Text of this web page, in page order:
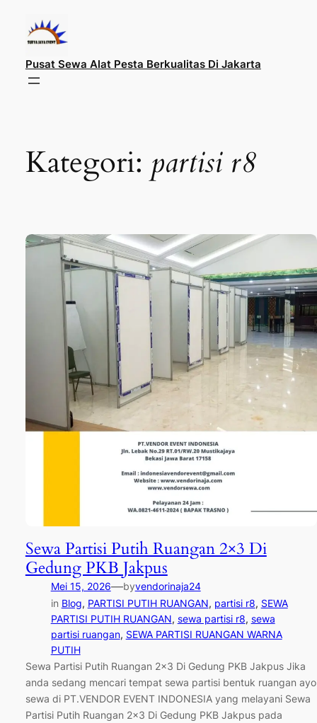
konten
Pusat Sewa Alat Pesta Berkualitas Di Jakarta
Kategori: partisi r8
Sewa Partisi Putih Ruangan 2×3 Di
Gedung PKB Jakpus
Mei 15, 2026—byvendorinaja24
in Blog, PARTISI PUTIH RUANGAN, partisi r8, SEWA
PARTISI PUTIH RUANGAN, sewa partisi r8, sewa
partisi ruangan, SEWA PARTISI RUANGAN WARNA
PUTIH
Sewa Partisi Putih Ruangan 2×3 Di Gedung PKB Jakpus Jika
anda sedang mencari tempat sewa partisi bentuk ruangan ayo
sewa di PT.VENDOR EVENT INDONESIA yang melayani Sewa
Partisi Putih Ruangan 2×3 Di Gedung PKB Jakpus pada